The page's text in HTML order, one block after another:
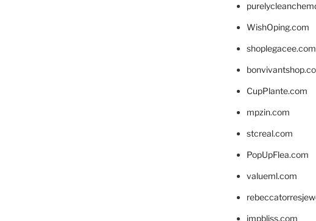
WishOping.com
shoplegacee.com
CupPlante.com
mpzin.com
stcreal.com
PopUpFlea.com
valueml.com
jmpbliss.com